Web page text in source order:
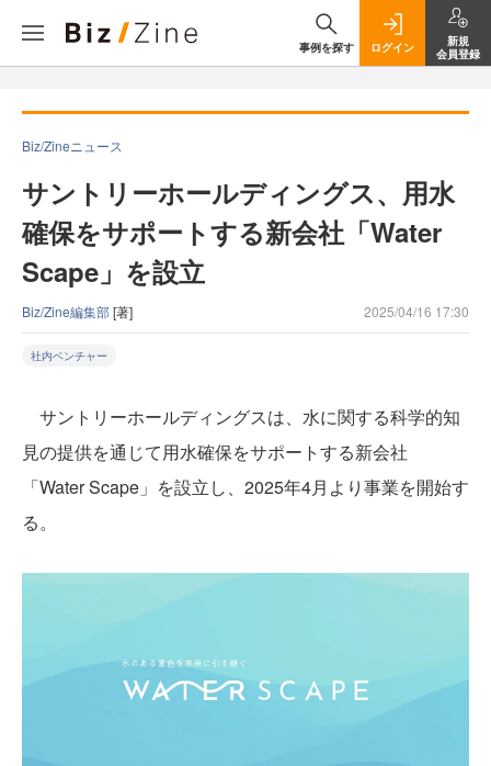
事例を探す ログイン
新規
会員登録
Biz/Zineニュース
サントリーホールディングス、用水
確保をサポートする新会社「Water
Scape」を設立
Biz/Zine編集部[著] 2025/04/16 17:30
社内ベンチャー
サントリーホールディングスは、水に関する科学的知
見の提供を通じて用水確保をサポートする新会社
「Water Scape」を設立し、2025年4月より事業を開始す
る。